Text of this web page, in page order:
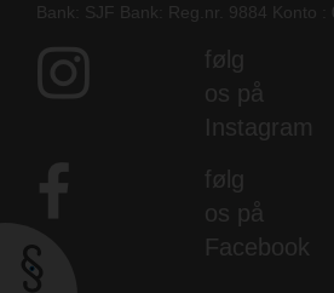
Bank: SJF Bank: Reg.nr. 9884 Konto :
følg
os på
Instagram
følg
os på
Facebook